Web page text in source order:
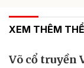
XEM THÊM
Võ cổ truyền